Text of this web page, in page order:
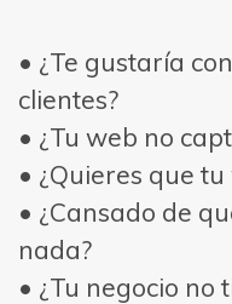
• ¿Te gustaría
clientes?
• ¿Tu web no
• ¿Quieres que
• ¿Cansado de
nada?
• ¿Tu negocio no